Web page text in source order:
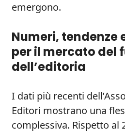
emergono.
Numeri, tendenze
per il mercato del
dell’editoria
I dati più recenti
Editori mostrano una
complessiva. Rispetto al